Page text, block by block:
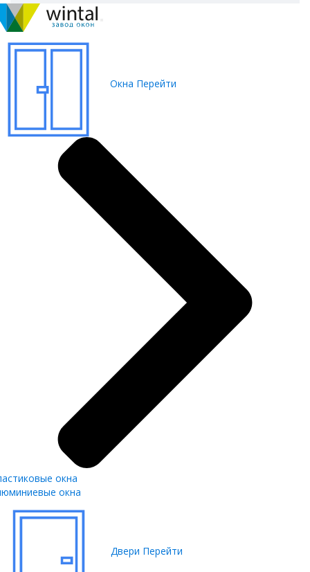
Окна Перейти
окна
окна
Двери Перейти